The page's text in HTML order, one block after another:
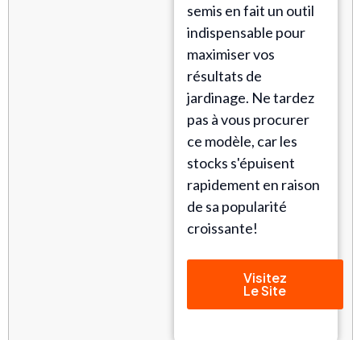
semis en fait un outil
indispensable pour
maximiser vos
résultats de
jardinage. Ne tardez
pas à vous procurer
ce modèle, car les
stocks s'épuisent
rapidement en raison
de sa popularité
croissante!
Visitez
Le Site